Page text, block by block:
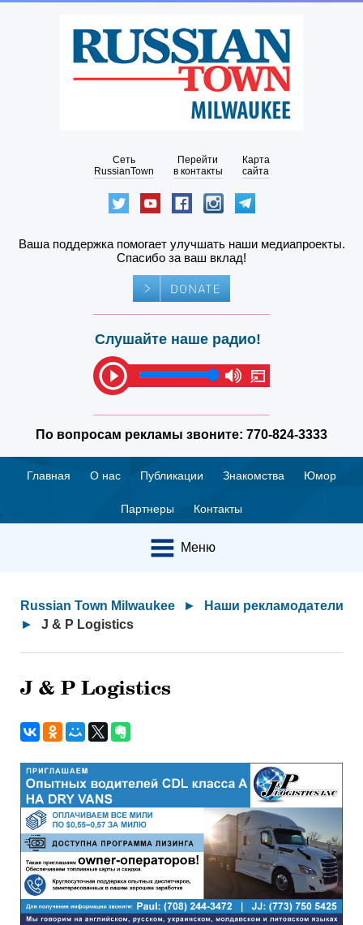
Сеть
RussianTown
Перейти
в контакты
Карта
сайта
Ваша поддержка помогает улучшать наши медиапроекты.
Спасибо за ваш вклад!
Слушайте наше радио!
По вопросам рекламы звоните: 770-824-3333
Главная О нас Публикации Знакомства Юмор
Партнеры Контакты
Меню
Russian Town Milwaukee ►
Наши рекламодатели
►
J & P Logistics
J & P Logistics